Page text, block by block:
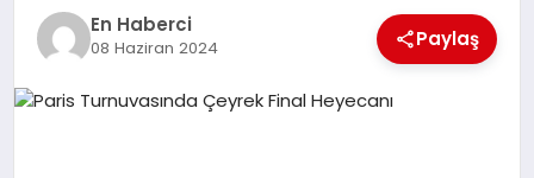
DÜNYA
En Haberci
08 Haziran 2024 Paylaş